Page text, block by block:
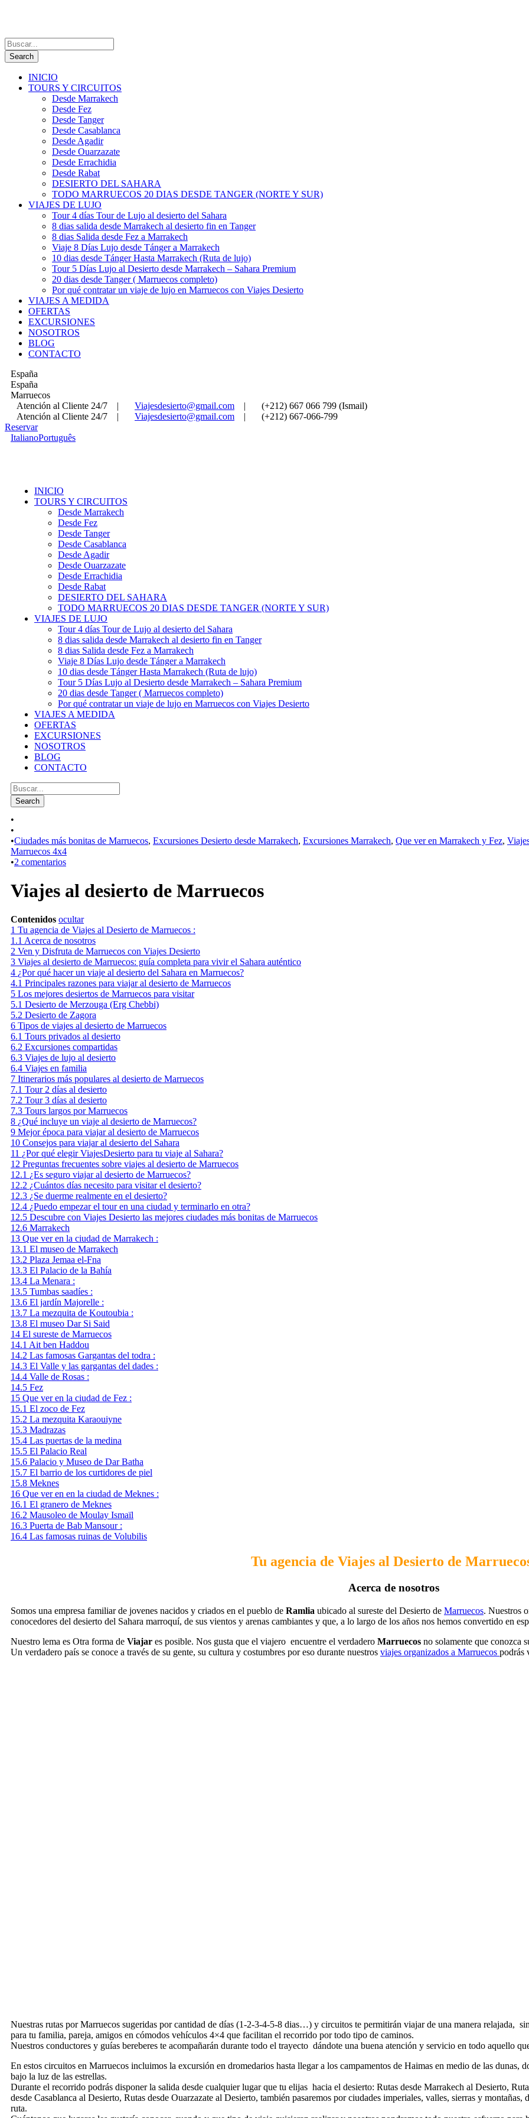
INICIO
TOURS Y CIRCUITOS
Desde Marrakech
Desde Fez
Desde Tanger
Desde Casablanca
Desde Agadir
Desde Ouarzazate
Desde Errachidia
Desde Rabat
DESIERTO DEL SAHARA
TODO MARRUECOS 20 DIAS DESDE TANGER (NORTE Y SUR)
VIAJES DE LUJO
Tour 4 días Tour de Lujo al desierto del Sahara
8 dias salida desde Marrakech al desierto fin en Tanger
8 dias Salida desde Fez a Marrakech
Viaje 8 Días Lujo desde Tánger a Marrakech
10 dias desde Tánger Hasta Marrakech (Ruta de lujo)
Tour 5 Días Lujo al Desierto desde Marrakech – Sahara Premium
20 dias desde Tanger ( Marruecos completo)
Por qué contratar un viaje de lujo en Marruecos con Viajes Desierto
VIAJES A MEDIDA
OFERTAS
EXCURSIONES
NOSOTROS
BLOG
CONTACTO
España
España
Marruecos
Atención al Cliente 24/7
| Viajesdesierto@gmail.com |
(+212) 667 066 799 (Ismail)
Atención al Cliente 24/7
| Viajesdesierto@gmail.com |
(+212) 667-066-799
Reservar
ItalianoPortuguês
INICIO
TOURS Y CIRCUITOS
Desde Marrakech
Desde Fez
Desde Tanger
Desde Casablanca
Desde Agadir
Desde Ouarzazate
Desde Errachidia
Desde Rabat
DESIERTO DEL SAHARA
TODO MARRUECOS 20 DIAS DESDE TANGER (NORTE Y SUR)
VIAJES DE LUJO
Tour 4 días Tour de Lujo al desierto del Sahara
8 dias salida desde Marrakech al desierto fin en Tanger
8 dias Salida desde Fez a Marrakech
Viaje 8 Días Lujo desde Tánger a Marrakech
10 dias desde Tánger Hasta Marrakech (Ruta de lujo)
Tour 5 Días Lujo al Desierto desde Marrakech – Sahara Premium
20 dias desde Tanger ( Marruecos completo)
Por qué contratar un viaje de lujo en Marruecos con Viajes Desierto
VIAJES A MEDIDA
OFERTAS
EXCURSIONES
NOSOTROS
BLOG
CONTACTO
•
•
•Ciudades más bonitas de Marruecos, Excursiones Desierto desde Marrakech, Excursiones Marrakech, Que ver en Marrakech y Fez,
Marruecos 4x4
•2 comentarios
Viajes al desierto de Marruecos
Contenidos ocultar
1 Tu agencia de Viajes al Desierto de Marruecos :
1.1 Acerca de nosotros
2 Ven y Disfruta de Marruecos con Viajes Desierto
3 Viajes al desierto de Marruecos: guía completa para vivir el Sahara auténtico
4 ¿Por qué hacer un viaje al desierto del Sahara en Marruecos?
4.1 Principales razones para viajar al desierto de Marruecos
5 Los mejores desiertos de Marruecos para visitar
5.1 Desierto de Merzouga (Erg Chebbi)
5.2 Desierto de Zagora
6 Tipos de viajes al desierto de Marruecos
6.1 Tours privados al desierto
6.2 Excursiones compartidas
6.3 Viajes de lujo al desierto
6.4 Viajes en familia
7 Itinerarios más populares al desierto de Marruecos
7.1 Tour 2 días al desierto
7.2 Tour 3 días al desierto
7.3 Tours largos por Marruecos
8 ¿Qué incluye un viaje al desierto de Marruecos?
9 Mejor época para viajar al desierto de Marruecos
10 Consejos para viajar al desierto del Sahara
11 ¿Por qué elegir ViajesDesierto para tu viaje al Sahara?
12 Preguntas frecuentes sobre viajes al desierto de Marruecos
12.1 ¿Es seguro viajar al desierto de Marruecos?
12.2 ¿Cuántos días necesito para visitar el desierto?
12.3 ¿Se duerme realmente en el desierto?
12.4 ¿Puedo empezar el tour en una ciudad y terminarlo en otra?
12.5 Descubre con Viajes Desierto las mejores ciudades más bonitas de Marruecos
12.6 Marrakech
13 Que ver en la ciudad de Marrakech :
13.1 El museo de Marrakech
13.2 Plaza Jemaa el-Fna
13.3 El Palacio de la Bahía
13.4 La Menara :
13.5 Tumbas saadíes :
13.6 El jardín Majorelle :
13.7 La mezquita de Koutoubia :
13.8 El museo Dar Si Said
14 El sureste de Marruecos
14.1 Ait ben Haddou
14.2 Las famosas Gargantas del todra :
14.3 El Valle y las gargantas del dades :
14.4 Valle de Rosas :
14.5 Fez
15 Que ver en la ciudad de Fez :
15.1 El zoco de Fez
15.2 La mezquita Karaouiyne
15.3 Madrazas
15.4 Las puertas de la medina
15.5 El Palacio Real
15.6 Palacio y Museo de Dar Batha
15.7 El barrio de los curtidores de piel
15.8 Meknes
16 Que ver en en la ciudad de Meknes :
16.1 El granero de Meknes
16.2 Mausoleo de Moulay Ismaïl
16.3 Puerta de Bab Mansour :
16.4 Las famosas ruinas de Volubilis
Tu agencia de Viajes al Desierto de
Acerca de nosotros
Somos una empresa familiar de jovenes nacidos y criados en el pueblo de Ramlia ubicado al sureste del Desierto de Marruecos. Nuestros
conocedores del desierto del Sahara marroquí, de sus vientos y arenas cambiantes y que, a lo largo de los años nos hemos convertido en
Nuestro lema es Otra forma de Viajar es posible. Nos gusta que el viajero encuentre el verdadero Marruecos no solamente que conozca
Un verdadero país se conoce a través de su gente, su cultura y costumbres por eso durante nuestros viajes organizados a Marruecos podrás
Nuestras rutas por Marruecos sugeridas por cantidad de días (1-2-3-4-5-8 dias…) y circuitos te permitirán viajar de una manera relajada,
para tu familia, pareja, amigos en cómodos vehículos 4×4 que facilitan el recorrido por todo tipo de caminos.
Nuestros conductores y guías bereberes te acompañarán durante todo el trayecto dándote una buena atención y servicio en todo aquello
En estos circuitos en Marruecos incluimos la excursión en dromedarios hasta llegar a los campamentos de Haimas en medio de las dunas,
bajo la luz de las estrellas.
Durante el recorrido podrás disponer la salida desde cualquier lugar que tu elijas hacia el desierto: Rutas desde Marrakech al Desierto,
desde Casablanca al Desierto, Rutas desde Ouarzazate al Desierto, también pasaremos por ciudades imperiales, valles, sierras y
ruta.